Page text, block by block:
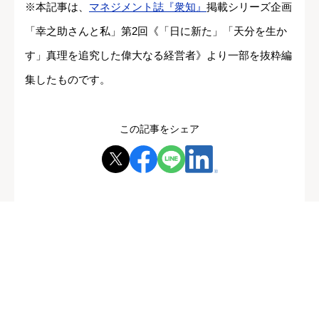
※本記事は、 マネジメント誌『衆知』 掲載シリーズ企画
「幸之助さんと私」第2回《「日に新た」「天分を生か
す」真理を追究した偉大なる経営者》より一部を抜粋編
集したものです。
この記事をシェア